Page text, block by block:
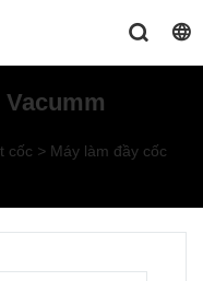
cốc > Máy làm đầy cốc